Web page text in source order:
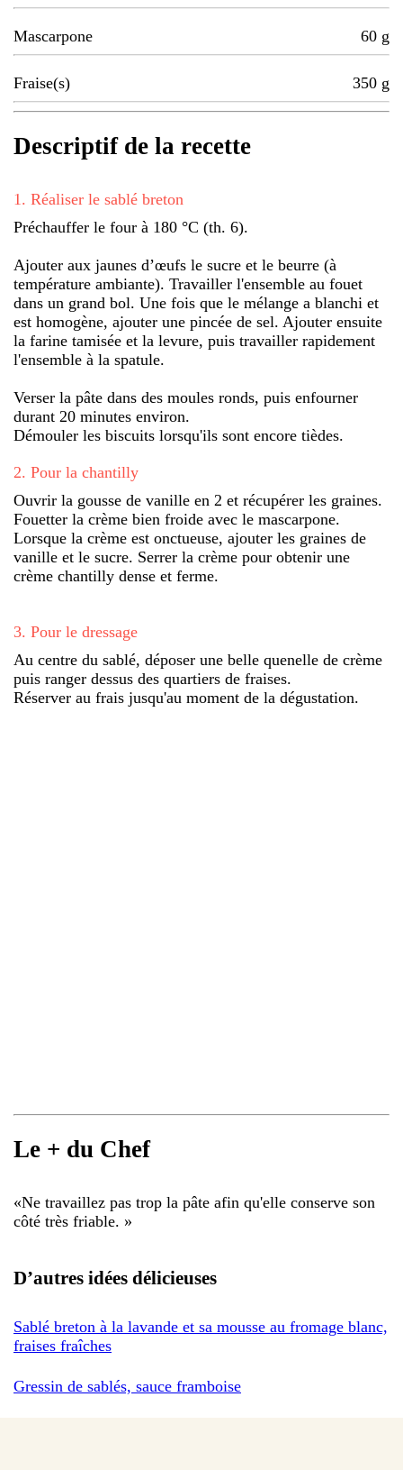
Mascarpone 60 g
Fraise(s) 350 g
Descriptif de la recette
1 . Réaliser le sablé breton
Préchauffer le four à 180 °C (th. 6).
Ajouter aux jaunes d’œufs le sucre et le beurre (à
température ambiante). Travailler l'ensemble au fouet
dans un grand bol. Une fois que le mélange a blanchi et
est homogène, ajouter une pincée de sel. Ajouter ensuite
la farine tamisée et la levure, puis travailler rapidement
l'ensemble à la spatule.
Verser la pâte dans des moules ronds, puis enfourner
durant 20 minutes environ.
Démouler les biscuits lorsqu'ils sont encore tièdes.
2. Pour la chantilly
Ouvrir la gousse de vanille en 2 et récupérer les graines.
Fouetter la crème bien froide avec le mascarpone.
Lorsque la crème est onctueuse, ajouter les graines de
vanille et le sucre. Serrer la crème pour obtenir une
crème chantilly dense et ferme.
3. Pour le dressage
Au centre du sablé, déposer une belle quenelle de crème
puis ranger dessus des quartiers de fraises.
Réserver au frais jusqu'au moment de la dégustation.
Le + du Chef
«Ne travaillez pas trop la pâte afin qu'elle conserve son
côté très friable. »
D’autres idées délicieuses
Sablé breton à la lavande et sa mousse au fromage blanc,
fraises fraîches
Gressin de sablés, sauce framboise